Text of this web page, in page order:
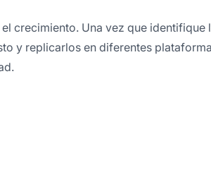
crecimiento. Una vez que identifique
y replicarlos en diferentes